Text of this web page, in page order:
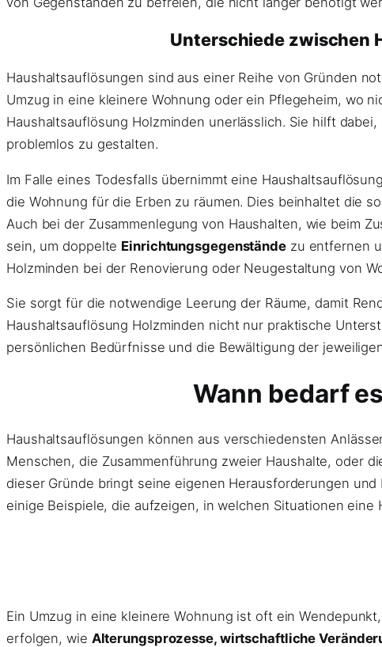
Unterschiede zwischen
Haushaltsauflösungen sind aus einer Reihe von Gründen
Umzug in eine kleinere Wohnung oder ein Pflegeheim, wo
Haushaltsauflösung Holzminden unerlässlich. Sie hilft
problemlos zu gestalten.
Im Falle eines Todesfalls übernimmt eine
die Wohnung für die Erben zu räumen. Dies beinhaltet die
Auch bei der Zusammenlegung von Haushalten, wie beim
sein, um doppelte Einrichtungsgegenständezu entfernen
Holzminden bei der Renovierung oder Neugestaltung von
Sie sorgt für die notwendige Leerung der Räume, damit
Haushaltsauflösung Holzminden nicht nur praktische
persönlichen Bedürfnisse und die Bewältigung der
Wann bedarf
Haushaltsauflösungen können aus verschiedensten
Menschen, die Zusammenführung zweier Haushalte, oder
dieser Gründe bringt seine eigenen Herausforderungen
einige Beispiele, die aufzeigen, in welchen Situationen
Ein Umzug in eine kleinere Wohnung ist oft ein
erfolgen, wie Alterungsprozesse, wirtschaftliche